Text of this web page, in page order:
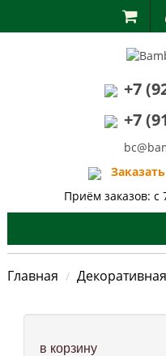
+7
+7
Приём заказов: с
Главная
в корзину